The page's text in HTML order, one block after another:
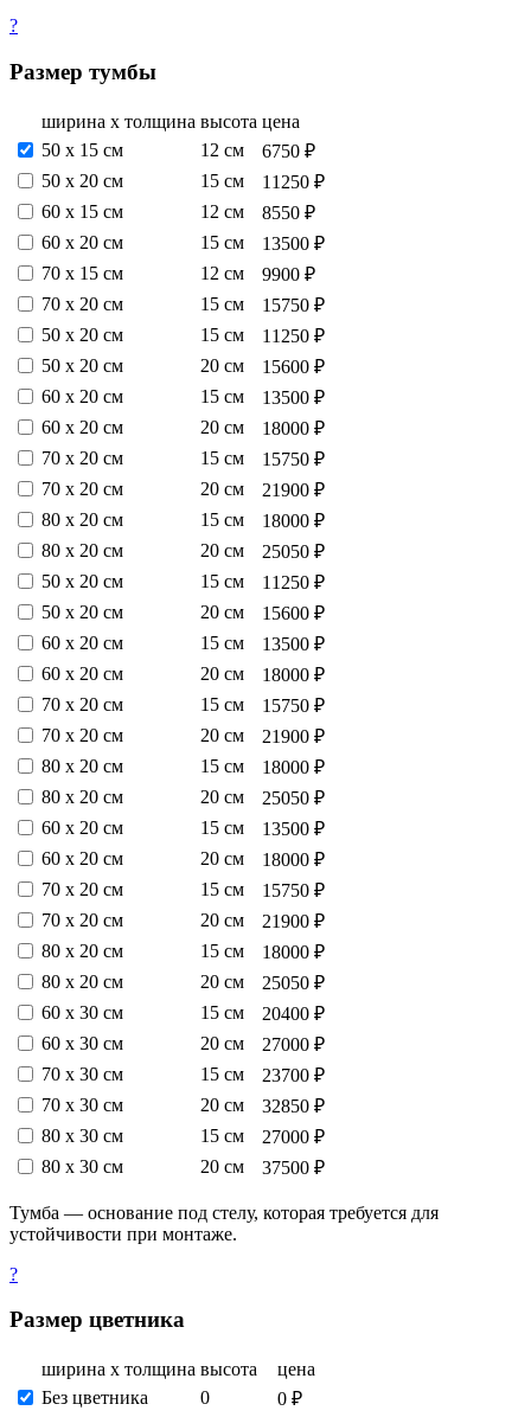
?
Размер тумбы
ширина х толщина высота цена
50 х 15 см
12 см
6750 ₽
50 х 20 см
15 см
11250 ₽
60 х 15 см
12 см
8550 ₽
60 х 20 см
15 см
13500 ₽
70 х 15 см
12 см
9900 ₽
70 х 20 см
15 см
15750 ₽
50 х 20 см
15 см
11250 ₽
50 х 20 см
20 см
15600 ₽
60 х 20 см
15 см
13500 ₽
60 х 20 см
20 см
18000 ₽
70 х 20 см
15 см
15750 ₽
70 х 20 см
20 см
21900 ₽
80 х 20 см
15 см
18000 ₽
80 х 20 см
20 см
25050 ₽
50 х 20 см
15 см
11250 ₽
50 х 20 см
20 см
15600 ₽
60 х 20 см
15 см
13500 ₽
60 х 20 см
20 см
18000 ₽
70 х 20 см
15 см
15750 ₽
70 х 20 см
20 см
21900 ₽
80 х 20 см
15 см
18000 ₽
80 х 20 см
20 см
25050 ₽
60 х 20 см
15 см
13500 ₽
60 х 20 см
20 см
18000 ₽
70 х 20 см
15 см
15750 ₽
70 х 20 см
20 см
21900 ₽
80 х 20 см
15 см
18000 ₽
80 х 20 см
20 см
25050 ₽
60 х 30 см
15 см
20400 ₽
60 х 30 см
20 см
27000 ₽
70 х 30 см
15 см
23700 ₽
70 х 30 см
20 см
32850 ₽
80 х 30 см
15 см
27000 ₽
80 х 30 см
20 см 37500 ₽
Тумба — основание под стелу, которая требуется для
устойчивости при монтаже.
?
Размер цветника
ширина х толщина высота
цена
Без цветника
0
0 ₽